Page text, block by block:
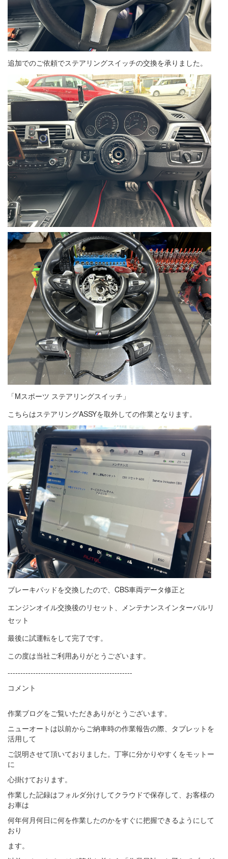
追加でのご依頼でステアリングスイッチの交換を承りました。
「Mスポーツ ステアリングスイッチ」
こちらはステアリングASSYを取外しての作業となります。
ブレーキパッドを交換したので、CBS車両データ修正と
エンジンオイル交換後のリセット、メンテナンスインターバルリ
セット
最後に試運転をして完了です。
この度は当社ご利用ありがとうございます。
-------------------------------------------------
コメント
作業ブログをご覧いただきありがとうございます。
ニューオートは以前からご納車時の作業報告の際、タブレットを
活用して
ご説明させて頂いておりました。丁寧に分かりやすくをモットー
に
心掛けております。
作業した記録はフォルダ分けしてクラウドで保存して、お客様の
お車は
何年何月何日に何を作業したのかをすぐに把握できるようにして
おり
ます。